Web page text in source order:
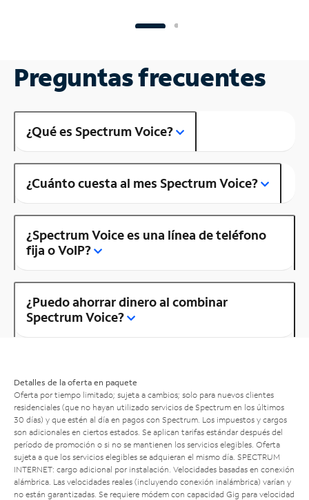
Preguntas frecuentes
¿Qué es Spectrum Voice?
¿Cuánto cuesta al mes Spectrum Voice?
¿Spectrum Voice es una línea de teléfono
fija o VoIP?
¿Puedo ahorrar dinero al combinar
Spectrum Voice?
Detalles de la oferta en paquete
Oferta por tiempo limitado; sujeta a cambios; solo para nuevos clientes
residenciales (que no hayan utilizado servicios de Spectrum en los últimos
30 días) y que estén al día en pagos con Spectrum. Los impuestos y cargos
son adicionales en ciertos estados. Se aplican tarifas estándar después del
período de promoción o si no se mantienen los servicios elegibles. Oferta
sujeta a que los servicios elegibles se adquieran el mismo día. SPECTRUM
INTERNET: cargo adicional por instalación. Velocidades basadas en conexión
alámbrica. Las velocidades reales (incluyendo conexión inalámbrica) varían y
no están garantizadas. Se requiere módem con capacidad Gig para velocidad